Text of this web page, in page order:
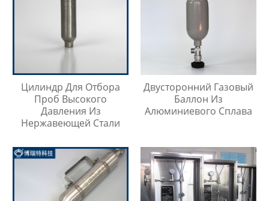
Цилиндр Для Отбора
Проб Высокого
Давления Из
Нержавеющей Стали
Двусторонний Газовый
Баллон Из
Алюминиевого Сплава